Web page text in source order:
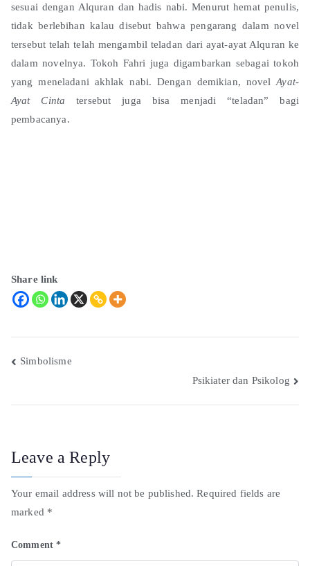
sesuai dengan Alquran dan hadis nabi. Menurut hemat penulis,
tidak berlebihan kalau disebut bahwa pengarang dalam novel
tersebut telah telah mengambil teladan dari ayat-ayat Alquran ke
dalam novelnya. Tokoh Fahri juga digambarkan sebagai tokoh
yang meneladani akhlak nabi. Dengan demikian, novelAyat-
Ayat Cinta tersebut juga bisa menjadi “teladan” bagi
pembacanya.
Share link
Simbolisme
Psikiater dan Psikolog
Leave a Reply
Your email address will not be published. Required fields are
marked *
Comment*